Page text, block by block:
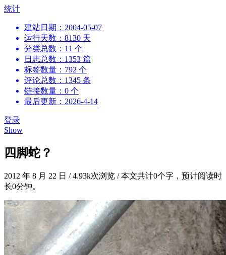
跳
统计
建站日期：2004-05-07
运行天数：8130 天
分类总数：11 个
日志总数：1353 篇
标签数量：792 个
评论总数：1345 条
链接数量：0 个
最后更新：2026-4-14
登录
Show
四脚蛇？
2012 年 8 月 22 日 /4.93k次浏览 /本文共计0个字，预计阅读时
长0分钟。